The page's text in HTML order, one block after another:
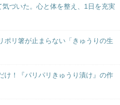
づいた。心と体を整え、1日を充実
ポリ箸が止まらない「きゅうりの生
け！『パリパリきゅうり漬け』の作